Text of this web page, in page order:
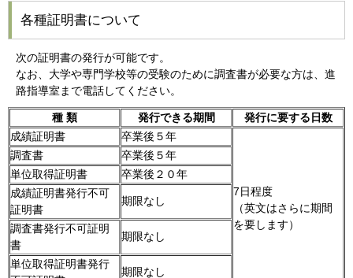
各種証明書について
次の証明書の発行が可能です。
なお、大学や専門学校等の受験のために調査書が必要な方は、進
路指導室まで電話してください。
種 類 発行できる期間
発行に要する日数
成績証明書
卒業後５年
7日程度
（英文はさらに期間
を要します）
調査書
卒業後５年
単位取得証明書
卒業後２０年
成績証明書発行不可
証明書
期限なし
調査書発行不可証明
書
期限なし
単位取得証明書発行
期限なし